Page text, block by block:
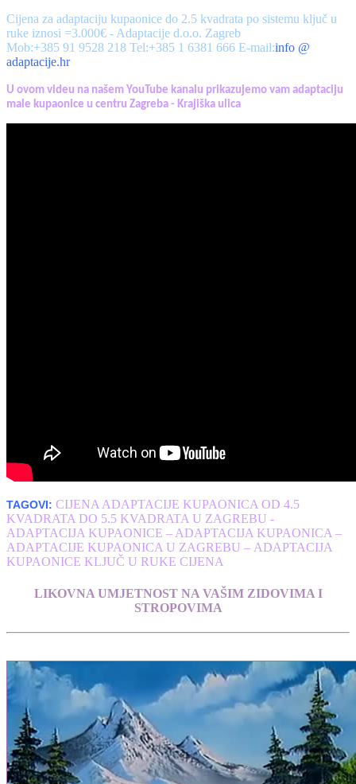
Cijena za adaptaciju kupaonice do 2.5 kvadrata po sistemu ključ u
ruke iznosi =3.000€ - Adaptacije d.o.o. Zagreb
Mob:+385 91 9528 218 Tel:+385 1 6381 666 E-mail:info @
adaptacije.hr
U ovom videu na našem YouTube kanalu prikazujemo vam adaptaciju
male kupaonice u centru Zagreba - Krajiška ulica
TAGOVI: CIJENA ADAPTACIJE KUPAONICA OD 4.5
KVADRATA DO 5.5 KVADRATA U ZAGREBU -
ADAPTACIJA KUPAONICE – ADAPTACIJA KUPAONICA –
ADAPTACIJE KUPAONICA U ZAGREBU – ADAPTACIJA
KUPAONICE KLJUČ U RUKE CIJENA
LIKOVNA UMJETNOST NA VAŠIM ZIDOVIMA I
STROPOVIMA